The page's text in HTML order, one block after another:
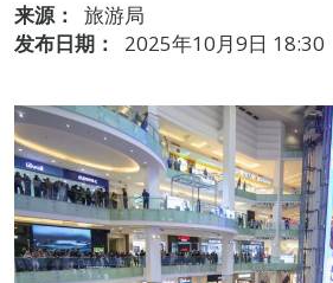
来源：
旅游局
发布日期：
2025年10月9日 18:30